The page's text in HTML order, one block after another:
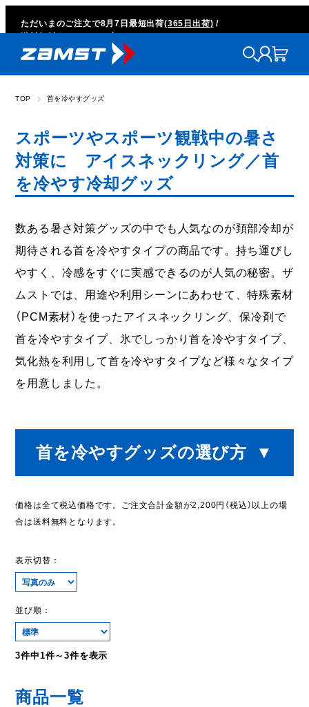
ただいまのご注文で8月7日 最短出荷(365日出荷) /
TOP 首を冷やすグッズ
スポーツやスポーツ観戦中の暑さ
対策に アイスネックリング／首
を冷やす冷却グッズ
数ある暑さ対策グッズの中でも人気なのが頚部冷却が
期待される首を冷やすタイプの商品です。持ち運びし
やすく、冷感をすぐに実感できるのが人気の秘密。ザ
ムストでは、用途や利用シーンにあわせて、特殊素材
（PCM素材）を使ったアイスネックリング、保冷剤で
首を冷やすタイプ、氷でしっかり首を冷やすタイプ、
気化熱を利用して首を冷やすタイプなど様々なタイプ
を用意しました。
首を冷やすグッズの選び方 ▼
価格は全て税込価格です。ご注文合計金額が2,200円（税込）以上の場
合は送料無料となります。
表示切替：
並び順：
3件中1件～3件を表示
商品一覧